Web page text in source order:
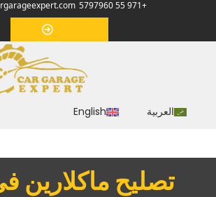
+971 55 5797960
‏موعد‏
العربية English
‏تصليح ماكلارين‏